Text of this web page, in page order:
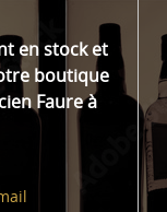
en stock et
boutique
Faure à